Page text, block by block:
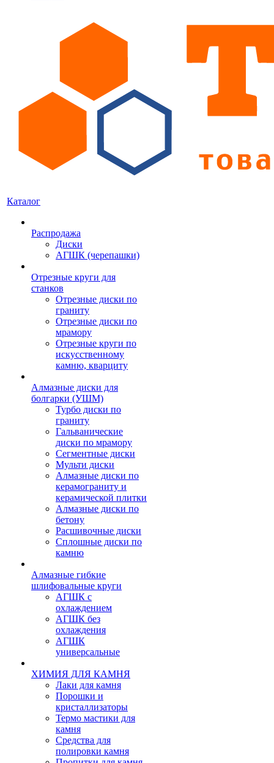
Каталог
Распродажа
Диски
АГШК (черепашки)
Отрезные круги для
станков
Отрезные диски по
граниту
Отрезные диски по
мрамору
Отрезные круги по
искусственному
камню, кварциту
Алмазные диски для
болгарки (УШМ)
Турбо диски по
граниту
Гальванические
диски по мрамору
Сегментные диски
Мульти диски
Алмазные диски по
керамограниту и
керамической плитки
Алмазные диски по
бетону
Расшивочные диски
Сплошные диски по
камню
Алмазные гибкие
шлифовальные круги
АГШК с
охлаждением
АГШК без
охлаждения
АГШК
универсальные
ХИМИЯ ДЛЯ КАМНЯ
Лаки для камня
Порошки и
кристаллизаторы
Термо мастики для
камня
Средства для
полировки камня